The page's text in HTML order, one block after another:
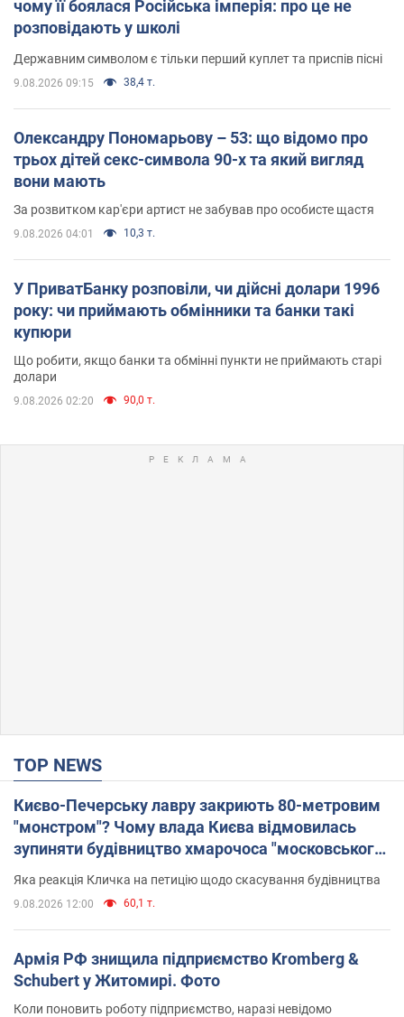
чому її боялася Російська імперія: про це не
розповідають у школі
Державним символом є тільки перший куплет та приспів пісні
9.08.2026 09:15 38,4 т.
Олександру Пономарьову – 53: що відомо про
трьох дітей секс-символа 90-х та який вигляд
вони мають
За розвитком кар'єри артист не забував про особисте щастя
9.08.2026 04:01 10,3 т.
У ПриватБанку розповіли, чи дійсні долари 1996
року: чи приймають обмінники та банки такі
купюри
Що робити, якщо банки та обмінні пункти не приймають старі
долари
9.08.2026 02:20 90,0 т.
TOP NEWS
Києво-Печерську лавру закриють 80-метровим
"монстром"? Чому влада Києва відмовилась
зупиняти будівництво хмарочоса "московського
вірянина"
Яка реакція Кличка на петицію щодо скасування будівництва
9.08.2026 12:00 60,1 т.
Армія РФ знищила підприємство Kromberg &
Schubert у Житомирі. Фото
Коли поновить роботу підприємство, наразі невідомо